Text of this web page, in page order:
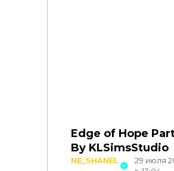
Edge of Hope
By KLSimsStudio
NE_SHANEL
29 июля